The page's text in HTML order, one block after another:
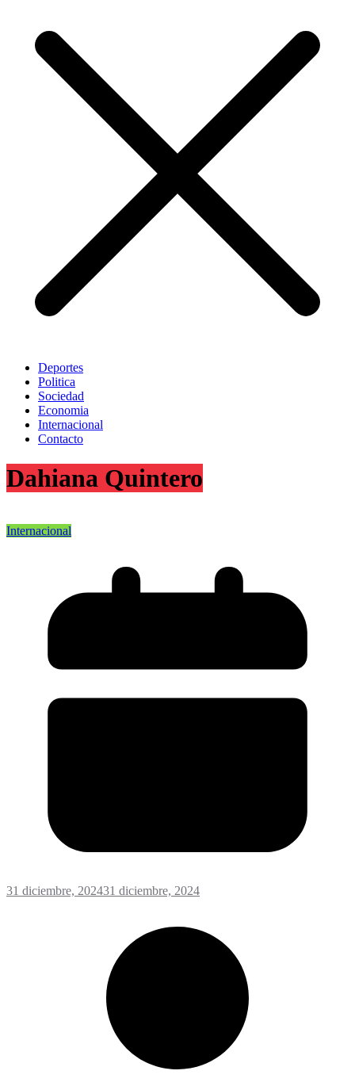
Deportes
Politica
Sociedad
Economia
Internacional
Contacto
Dahiana Quintero
Internacional
31 diciembre, 202431 diciembre, 2024